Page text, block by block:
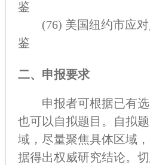
鉴
(76) 美国纽约市应
鉴
二、申报要求
申报者可根据已有
也可以自拟题目。自拟
域，尽量聚焦具体区域
据得出权威研究结论。切